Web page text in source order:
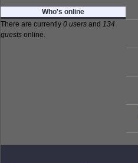
Who's online
There are currently 0 users and 134
guests online.